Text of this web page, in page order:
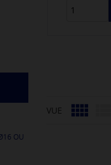
OU
VUE 